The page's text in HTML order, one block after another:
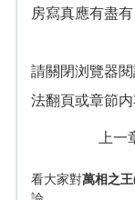
房寫真應有盡
請關閉浏覽器
法翻頁或章節内
上一
看大家對萬相之